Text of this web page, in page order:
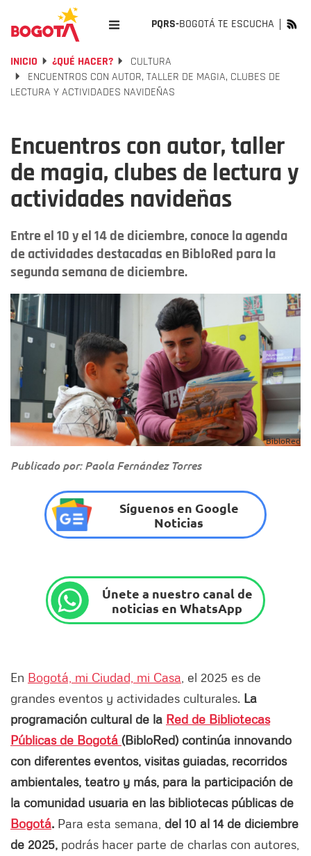
PQRS-BOGOTÁ TE ESCUCHA
INICIO ¿QUÉ HACER?
CULTURA
ENCUENTROS CON AUTOR, TALLER DE MAGIA, CLUBES DE
LECTURA Y ACTIVIDADES NAVIDEÑAS
Encuentros con autor, taller
de magia, clubes de lectura y
actividades navideñas
Entre el 10 y el 14 de diciembre, conoce la agenda
de actividades destacadas en BibloRed para la
segunda semana de diciembre.
BibloRed
Publicado por: Paola Fernández Torres
Síguenos en Google
Noticias
Únete a nuestro canal de
noticias en WhatsApp
En Bogotá, mi Ciudad, mi Casa , el 2025 es de
grandes eventos y actividades culturales. La
programación cultural de la Red de Bibliotecas
Públicas de Bogotá (BibloRed) continúa innovando
con diferentes eventos, visitas guiadas, recorridos
ambientales, teatro y más, para la participación de
la comunidad usuaria en las bibliotecas públicas de
Bogotá. Para esta semana, del 10 al 14 de diciembre
de 2025, podrás hacer parte de charlas con autores,